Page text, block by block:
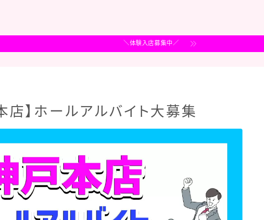
＼体験入店募集中／
店】ホールアルバイト大募集